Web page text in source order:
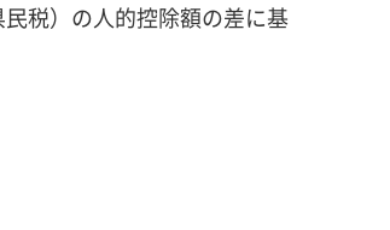
税）の人的控除額の差に基